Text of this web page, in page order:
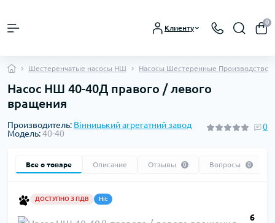
Клиенту
0
Шестеренчатые насосы НШ Насосы Шестеренные Производство
Насос НШ 40-40Д правого / левого
вращения
Производитель: Вінницький агрегатний завод
Модель:40-40
0
Все о товаре Описание Отзывы 0 Вопросы 0
ДОСТУПНО З ПДВ Hit
6